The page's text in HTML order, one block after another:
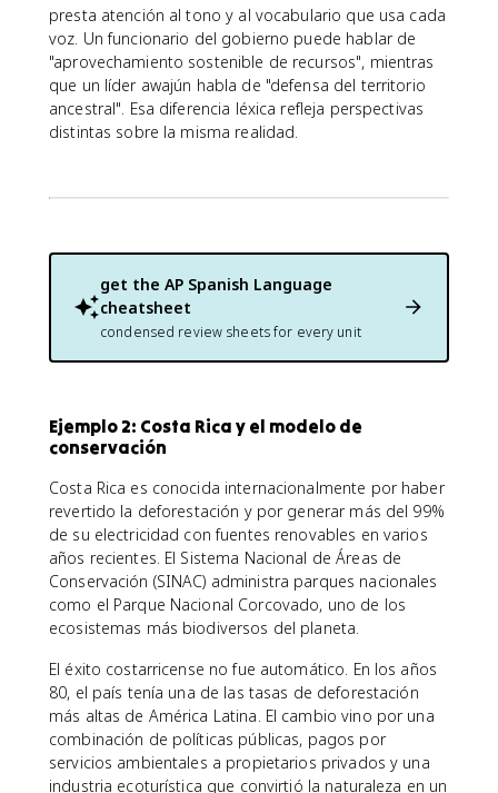
presta atención al tono y al vocabulario que usa cada
voz. Un funcionario del gobierno puede hablar de
"aprovechamiento sostenible de recursos", mientras
que un líder awajún habla de "defensa del territorio
ancestral". Esa diferencia léxica refleja perspectivas
distintas sobre la misma realidad.
get the AP Spanish Language
cheatsheet
condensed review sheets for every unit
Ejemplo 2: Costa Rica y el modelo de
conservación
Costa Rica es conocida internacionalmente por haber
revertido la deforestación y por generar más del 99%
de su electricidad con fuentes renovables en varios
años recientes. El Sistema Nacional de Áreas de
Conservación (SINAC) administra parques nacionales
como el Parque Nacional Corcovado, uno de los
ecosistemas más biodiversos del planeta.
El éxito costarricense no fue automático. En los años
80, el país tenía una de las tasas de deforestación
más altas de América Latina. El cambio vino por una
combinación de políticas públicas, pagos por
servicios ambientales a propietarios privados y una
industria ecoturística que convirtió la naturaleza en un